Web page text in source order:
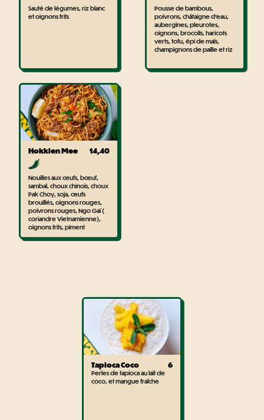
Sauté de légumes, riz blanc
et oignons frits
Pousse de bambous,
poivrons, châtaigne d’eau,
aubergines, pleurotes,
oignons, brocolis, haricots
verts, tofu, épi de maïs,
champignons de paille et riz
Hokkien Mee 14,40
Nouilles aux œufs, bœuf,
sambal, choux chinois, choux
Pak Choy, soja, œufs
brouillés, oignons rouges,
poivrons rouges, Ngo Gaï (
coriandre Vietnamienne),
oignons frits, piment
Tapioca Coco 6
Perles de tapioca au lait de
coco, et mangue fraîche